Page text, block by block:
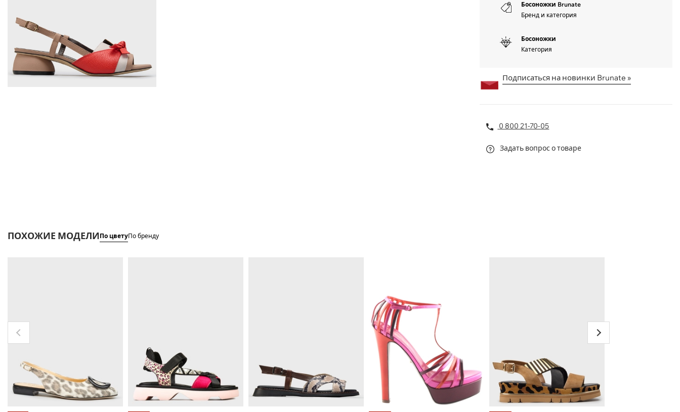
Босоножки Brunate
Бренд и категория
Босоножки
Категория
Подписаться на новинки Brunate »
0 800 21-70-05
Задать вопрос о товаре
ПОХОЖИЕ МОДЕЛИПо цветуПо бренду